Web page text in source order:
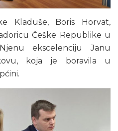
Kladuše, Boris Horvat,
Češke Republike u
ekscelenciju Janu
koja je boravila u